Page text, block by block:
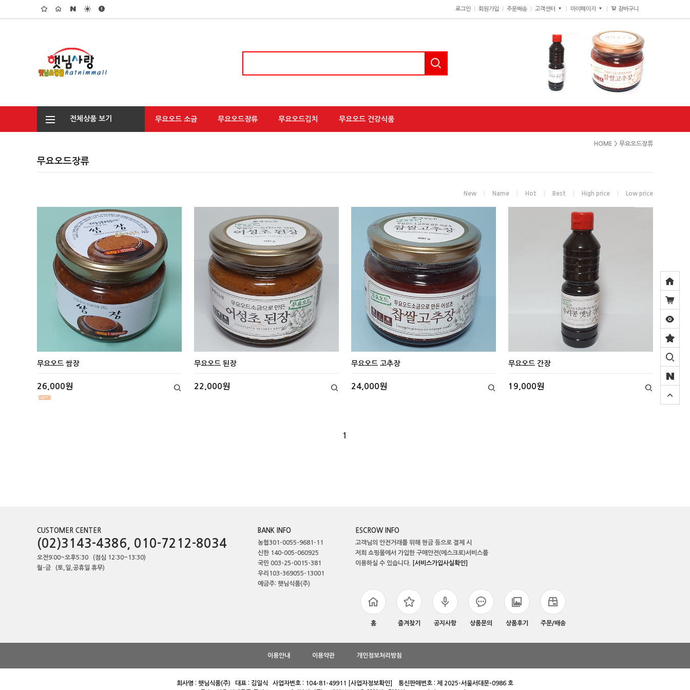
로그인 회원가입 주문배송 고객센터 마이페이지 장바구니
전체상품 보기 무요오드 소금 무요오드장류 무요오드김치 무요오드 건강식품
HOME > 무요오드장류
무요오드장류
New Name Hot Best High price Low price
무요오드 쌈장
26,000원
무요오드 된장
22,000원
무요오드 고추장
24,000원
무요오드 간장
19,000원
1
CUSTOMER CENTER
(02)3143-4386, 010-7212-8034
오전9:00~오후5:30 (점심 12:30~13:30)
월-금 (토,일,공휴일 휴무)
BANK INFO
농협301-0055-9681-11
신한 140-005-060925
국민 003-25-0015-381
우리103-369055-13001
예금주: 햇님식품(주)
ESCROW INFO
고객님의 안전거래를 위해 현금 등으로 결제 시
저희 쇼핑몰에서 가입한 구매안전(에스크로)서비스를
이용하실 수 있습니다.
[서비스가입사실확인]
홈 즐겨찾기 공지사항 상품문의 상품후기 주문/배송
이용안내 이용약관 개인정보처리방침
회사명 : 햇님식품(주) 대표 : 김일식 사업자번호 : 104-81-49911 [사업자정보확인]
통신판매번호 : 제 2025-서울서대문-0986 호